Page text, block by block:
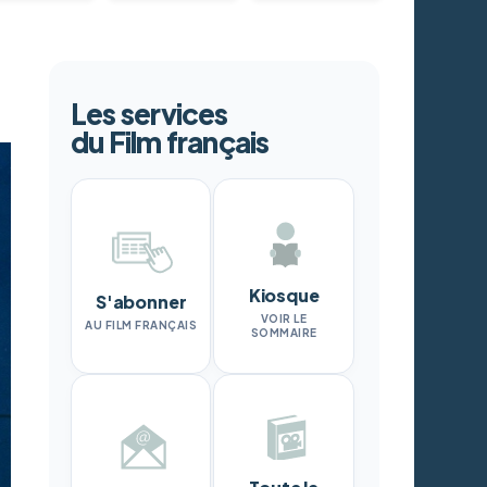
Les services
du Film français
S'abonner
AU FILM FRANÇAIS
Kiosque
VOIR LE
SOMMAIRE